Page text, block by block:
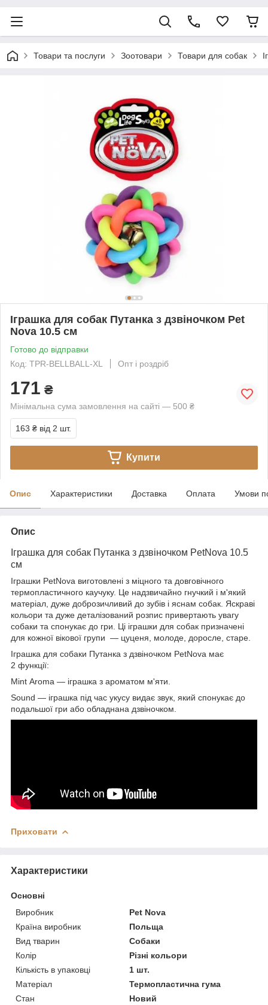
Товари та послуги Зоотовари Товари для собак
Іграшка для собак Путанка з дзвіночком Pet
Nova 10.5 см
Готово до відправки
Код: TPR-BELLBALL-XL
Опт і роздріб
171 ₴
Мінімальна сума замовлення на сайті — 500 ₴
163 ₴ від 2 шт.
Купити
Опис Характеристики Доставка Оплата Умови
Опис
Іграшка для собак Путанка з дзвіночком PetNova 10.5
см
Іграшки PetNova виготовлені з міцного та довговічного
термопластичного каучуку. Це надзвичайно гнучкий і м'який
матеріал, дуже доброзичливий до зубів і яснам собак. Яскраві
кольори та дуже деталізований розпис привертають увагу
собаки та спонукає до гри. Ці іграшки для собак призначені
для кожної вікової групи — цуценя, молоде, доросле, старе.
Іграшка для собаки Путанка з дзвіночком PetNova має
2 функції:
Mint Aroma — іграшка з ароматом м'яти.
Sound — іграшка під час укусу видає звук, який спонукає до
подальшої гри або обладнана дзвіночком.
Приховати
Характеристики
Основні
Виробник
Pet Nova
Країна виробник
Польща
Вид тварин
Собаки
Колір
Різні кольори
Кількість в упаковці
1 шт.
Матеріал
Термопластична гума
Стан
Новий